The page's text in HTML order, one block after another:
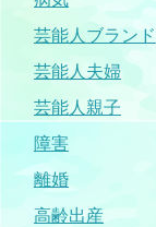
芸能人ブランド
芸能人夫婦
芸能人親子
障害
離婚
高齢出産